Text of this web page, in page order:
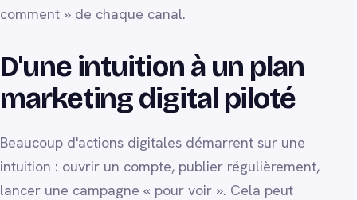
comment » de chaque canal.
D'une intuition à un plan
marketing digital piloté
Beaucoup d'actions digitales démarrent sur une
intuition : ouvrir un compte, publier régulièrement,
lancer une campagne « pour voir ». Cela peut